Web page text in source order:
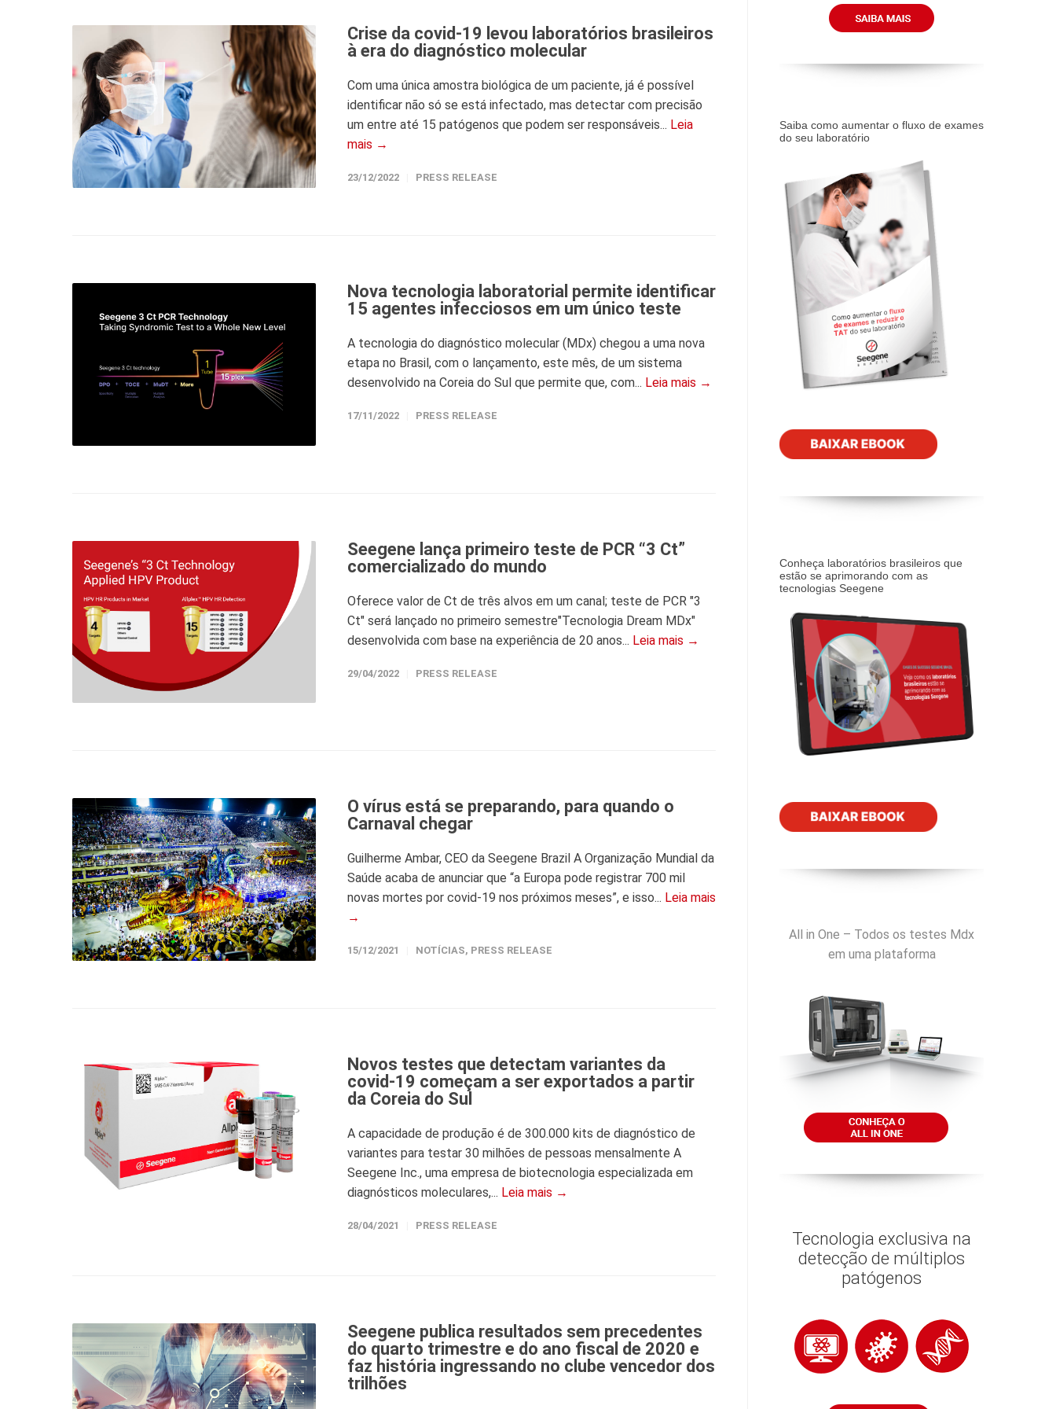
Crise da covid-19 levou laboratórios brasileiros
à era do diagnóstico molecular
Com uma única amostra biológica de um paciente, já é possível
identificar não só se está infectado, mas detectar com precisão
um entre até 15 patógenos que podem ser responsáveis... Leia
mais →
23/12/2022 PRESS RELEASE
Nova tecnologia laboratorial permite identificar
15 agentes infecciosos em um único teste
A tecnologia do diagnóstico molecular (MDx) chegou a uma nova
etapa no Brasil, com o lançamento, este mês, de um sistema
desenvolvido na Coreia do Sul que permite que, com... Leia mais →
17/11/2022 PRESS RELEASE
Seegene lança primeiro teste de PCR “3 Ct”
comercializado do mundo
Oferece valor de Ct de três alvos em um canal; teste de PCR "3
Ct" será lançado no primeiro semestre"Tecnologia Dream MDx"
desenvolvida com base na experiência de 20 anos... Leia mais →
29/04/2022 PRESS RELEASE
O vírus está se preparando, para quando o
Carnaval chegar
Guilherme Ambar, CEO da Seegene Brazil A Organização Mundial da
Saúde acaba de anunciar que “a Europa pode registrar 700 mil
novas mortes por covid-19 nos próximos meses”, e isso... Leia mais
→
15/12/2021 NOTÍCIAS, PRESS RELEASE
Novos testes que detectam variantes da
covid-19 começam a ser exportados a partir
da Coreia do Sul
A capacidade de produção é de 300.000 kits de diagnóstico de
variantes para testar 30 milhões de pessoas mensalmente A
Seegene Inc., uma empresa de biotecnologia especializada em
diagnósticos moleculares,... Leia mais →
28/04/2021 PRESS RELEASE
Seegene publica resultados sem precedentes
do quarto trimestre e do ano fiscal de 2020 e
faz história ingressando no clube vencedor dos
trilhões
Saiba como aumentar o fluxo de exames
do seu laboratório
Conheça laboratórios brasileiros que
estão se aprimorando com as
tecnologias Seegene
All in One – Todos os testes Mdx
em uma plataforma
Tecnologia exclusiva na
detecção de múltiplos
patógenos